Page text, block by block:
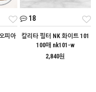
피아
18
칼리타 필터 NK 화이트 101
100매 nk101-w
2,840원